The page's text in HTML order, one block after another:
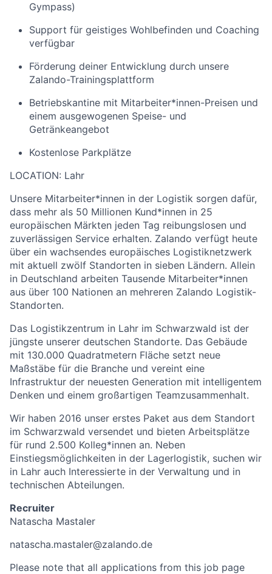
Gympass)
Support für geistiges Wohlbefinden und Coaching
verfügbar
Förderung deiner Entwicklung durch unsere
Zalando-Trainingsplattform
Betriebskantine mit Mitarbeiter*innen-Preisen und
einem ausgewogenen Speise- und
Getränkeangebot
Kostenlose Parkplätze
LOCATION: Lahr
Unsere Mitarbeiter*innen in der Logistik sorgen dafür,
dass mehr als 50 Millionen Kund*innen in 25
europäischen Märkten jeden Tag reibungslosen und
zuverlässigen Service erhalten. Zalando verfügt heute
über ein wachsendes europäisches Logistiknetzwerk
mit aktuell zwölf Standorten in sieben Ländern. Allein
in Deutschland arbeiten Tausende Mitarbeiter*innen
aus über 100 Nationen an mehreren Zalando Logistik-
Standorten.
Das Logistikzentrum in Lahr im Schwarzwald ist der
jüngste unserer deutschen Standorte. Das Gebäude
mit 130.000 Quadratmetern Fläche setzt neue
Maßstäbe für die Branche und vereint eine
Infrastruktur der neuesten Generation mit intelligentem
Denken und einem großartigen Teamzusammenhalt.
Wir haben 2016 unser erstes Paket aus dem Standort
im Schwarzwald versendet und bieten Arbeitsplätze
für rund 2.500 Kolleg*innen an. Neben
Einstiegsmöglichkeiten in der Lagerlogistik, suchen wir
in Lahr auch Interessierte in der Verwaltung und in
technischen Abteilungen.
Recruiter
Natascha Mastaler
natascha.mastaler@zalando.de
Please note that all applications from this job page